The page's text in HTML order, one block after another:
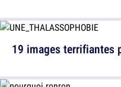
19 images terrifiantes